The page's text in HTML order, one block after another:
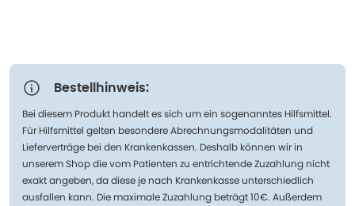
Bestellhinweis:
Bei diesem Produkt handelt es sich um ein sogenanntes Hilfsmittel.
Für Hilfsmittel gelten besondere Abrechnungsmodalitäten und
Lieferverträge bei den Krankenkassen. Deshalb können wir in
unserem Shop die vom Patienten zu entrichtende Zuzahlung nicht
exakt angeben, da diese je nach Krankenkasse unterschiedlich
ausfallen kann. Die maximale Zuzahlung beträgt 10€. Außerdem